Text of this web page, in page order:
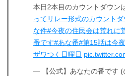
本日2本目のカウントダウン
ってリレー形式のカウントダ
な件#今夜の住民会は荒れに
番です#あな番#第15話は今
ザワつく日曜日
— 【公式】あなたの番です